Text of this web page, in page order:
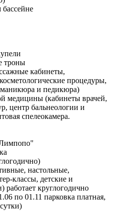
бассейне
троны
кабинеты,
процедуры,
маникюра и педикюра)
медицины (кабинеты врачей,
центр бальнеологии и
спелеокамера.
настольные,
классы, детские и
работает круглогодично
по 01.11 парковка платная,